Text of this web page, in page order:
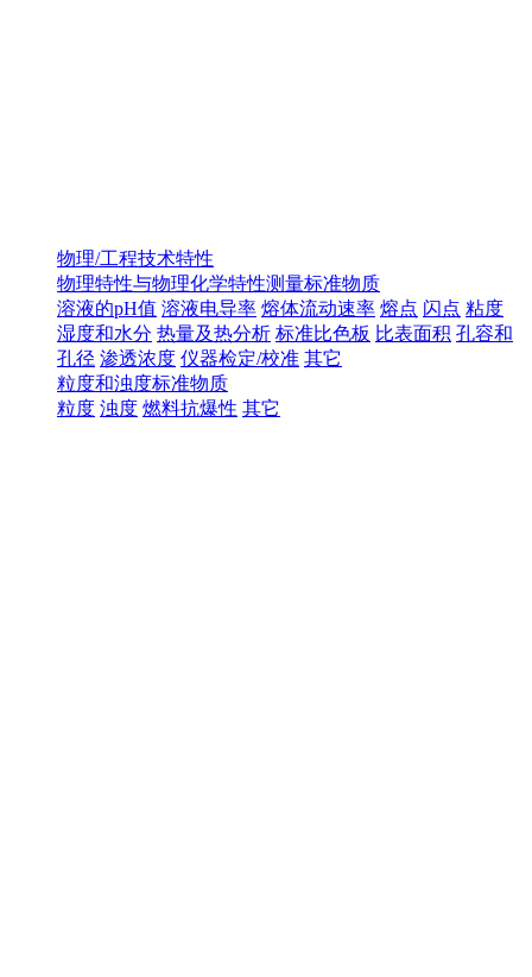
物理/工程技术特性
物理特性与物理化学特性测量标准物质
溶液的pH值 溶液电导率 熔体流动速率 熔点 闪点 粘度
湿度和水分 热量及热分析 标准比色板 比表面积 孔容和
孔径 渗透浓度 仪器检定/校准 其它
粒度和浊度标准物质
粒度 浊度 燃料抗爆性 其它